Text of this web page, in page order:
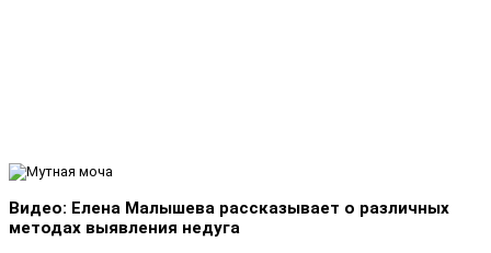
Видео: Елена Малышева рассказывает о различных
методах выявления недуга